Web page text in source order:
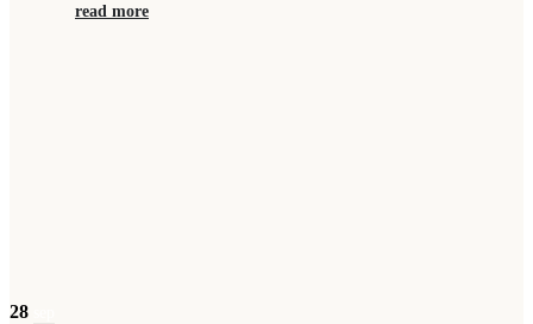
read more
28